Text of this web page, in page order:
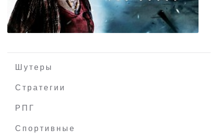
Starsector
Шутеры
Стратегии
РПГ
Спортивные